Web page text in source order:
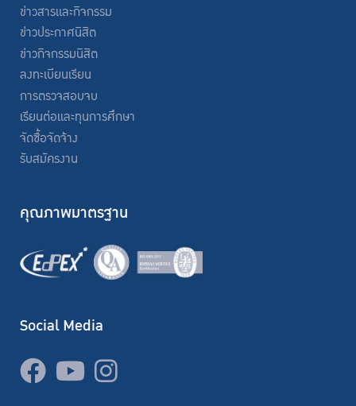
ข่าวสารและกิจกรรม
ข่าวประกาศนิสิต
ข่าวกิจกรรมนิสิต
ลงทะเบียนเรียน
การตรวจสอบจบ
เรียนต่อและทุนการศึกษา
จัดซื้อจัดจ้าง
รับสมัครงาน
คุณภาพมาตรฐาน
Social Media